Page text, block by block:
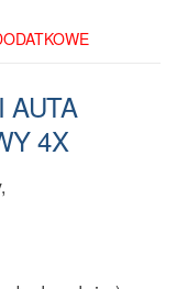
AUTA
4X